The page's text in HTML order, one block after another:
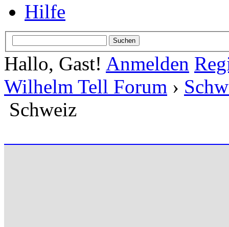
Hilfe
Hallo, Gast! Anmelden
Wilhelm Tell Forum ›
Schweiz